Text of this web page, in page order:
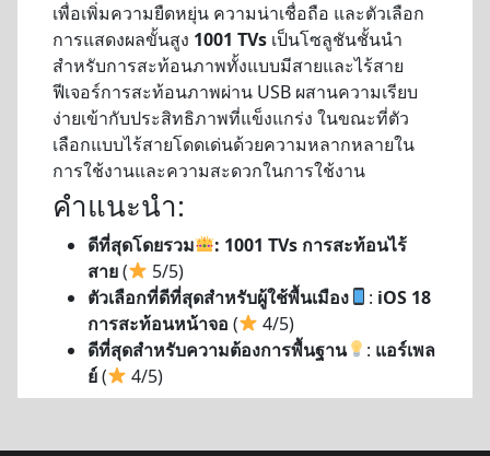
เพื่อเพิ่มความยืดหยุ่น ความน่าเชื่อถือ และตัวเลือก
การแสดงผลขั้นสูง 1001 TVs เป็นโซลูชันชั้นนำ
สำหรับการสะท้อนภาพทั้งแบบมีสายและไร้สาย
ฟีเจอร์การสะท้อนภาพผ่าน USB ผสานความเรียบ
ง่ายเข้ากับประสิทธิภาพที่แข็งแกร่ง ในขณะที่ตัว
เลือกแบบไร้สายโดดเด่นด้วยความหลากหลายใน
การใช้งานและความสะดวกในการใช้งาน
คำแนะนำ:
ดีที่สุดโดยรวม
: 1001 TVs การสะท้อนไร้
สาย(
5/5)
ตัวเลือกที่ดีที่สุดสำหรับผู้ใช้พื้นเมือง
: iOS 18
การสะท้อนหน้าจอ (
4/5)
ดีที่สุดสำหรับความต้องการพื้นฐาน
: แอร์เพล
ย์( 4/5)